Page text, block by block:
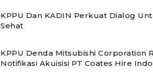
KPPU Dan KADIN Perkuat Dialog
Sehat
KPPU Denda Mitsubishi Corporation
Notifikasi Akuisisi PT Coates Hire